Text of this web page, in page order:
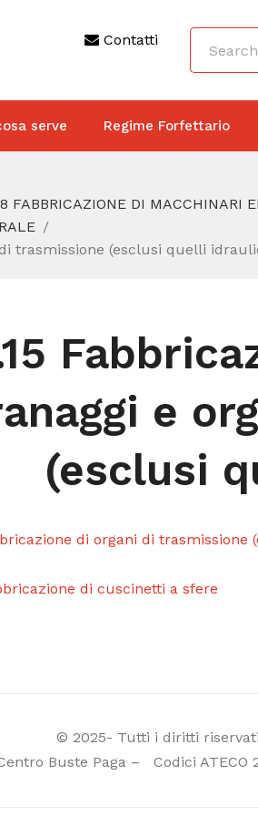
Contatti
serve Regime Forfettario
FABBRICAZIONE DI MACCHINARI
trasmissione (esclusi quelli
e
(esclusi
di organi di
di cuscinetti a sfere
© 2025- Tutti i diritti riservati
Buste Paga– Codici ATECO